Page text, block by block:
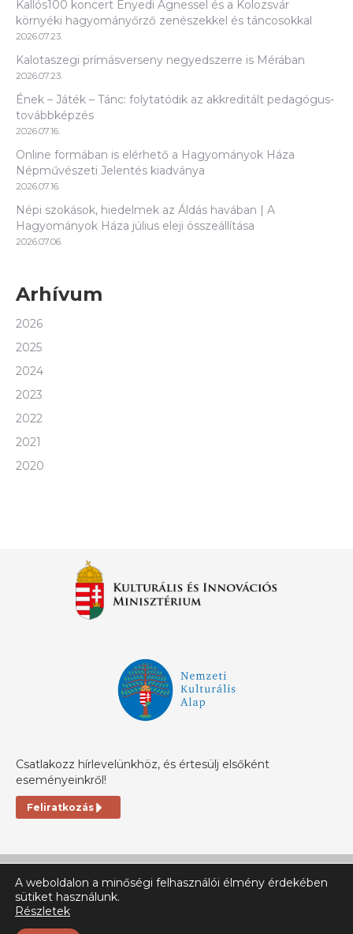
Kallós100 koncert Enyedi Ágnessel és a Kolozsvár
környéki hagyományőrző zenészekkel és táncosokkal
2026.07.23.
Kalotaszegi prímásverseny negyedszerre is Mérában
2026.07.23.
Ének – Játék – Tánc: folytatódik az akkreditált pedagógus-
továbbképzés
2026.07.16.
Online formában is elérhető a Hagyományok Háza
Népművészeti Jelentés kiadványa
2026.07.16.
Népi szokások, hiedelmek az Áldás havában | A
Hagyományok Háza július eleji összeállítása
2026.07.06.
Arhívum
2026
2025
2024
2023
2022
2021
2020
Csatlakozz hírlevelünkhöz, és értesülj elsőként
eseményeinkről!
Feliratkozás
A weboldalon a minőségi felhasználói élmény érdekében
sütiket használunk.
Részletek